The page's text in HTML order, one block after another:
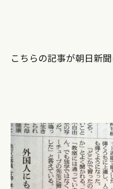
こちらの記事が朝日新